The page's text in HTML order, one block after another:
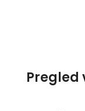
Pregled